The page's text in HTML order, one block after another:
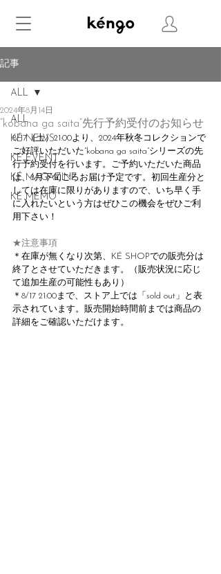
記事
ALL
KÉ NEWS
KÉ EVENT
KÉ MAGAZINE
KÉ MEMO
ALL
”kobana ga saita”先行予約受付のお知らせ
2024年8月14日
8/17（土）21:00より、2024年秋冬コレクションで
ご好評いただいた”kobana ga saita”シリーズの先
行予約受付を行います。ご予約いただいた商品
は、8月下旬ごろお届け予定です。初回生産分と
しては在庫に限りがありますので、いち早く手
に入れたいという方はぜひこの機会をぜひご利
用下さい！
★注意事項
＊在庫が無くなり次第、KÉ SHOPでの販売分は
終了とさせていただきます。（販売状況に応じ
て追加生産の可能性もあり）
＊8/17 21:00まで、ストア上では「sold out」と表
示されています。販売開始時間前までは商品の
詳細をご確認いただけます。